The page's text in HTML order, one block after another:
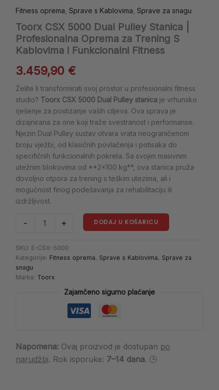
Fitness oprema Sprave s Kablovima Sprave za snagu
Toorx CSX 5000 Dual Pulley Stanica |
Profesionalna Oprema za Trening S
Kablovima i Funkcionalni Fitness
3.459,90 €
Želite li transformirati svoj prostor u profesionalni fitness
studio? Toorx CSX 5000 Dual Pulley stanica je vrhunsko
rješenje za postizanje vaših ciljeva. Ova sprava je
dizajnirana za one koji traže svestranost i performanse.
Njezin Dual Pulley sustav otvara vrata neograničenom
broju vježbi, od klasičnih povlačenja i potisaka do
specifičnih funkcionalnih pokreta. Sa svojim masivnim
utežnim blokovima od **2×100 kg**, ova stanica pruža
dovoljno otpora za trening s teškim utezima, ali i
mogućnost finog podešavanja za rehabilitaciju ili
izdržljivost.
- + DODAJ U KOŠARICU
SKU: E-CSX-5000
Kategorije: Fitness oprema, Sprave s Kablovima, Sprave za
snagu
Marka: Toorx
Zajamčeno sigurno plaćanje
Napomena: Ovaj proizvod je dostupan po
narudžbi. Rok isporuke: 7–14 dana. 🕒